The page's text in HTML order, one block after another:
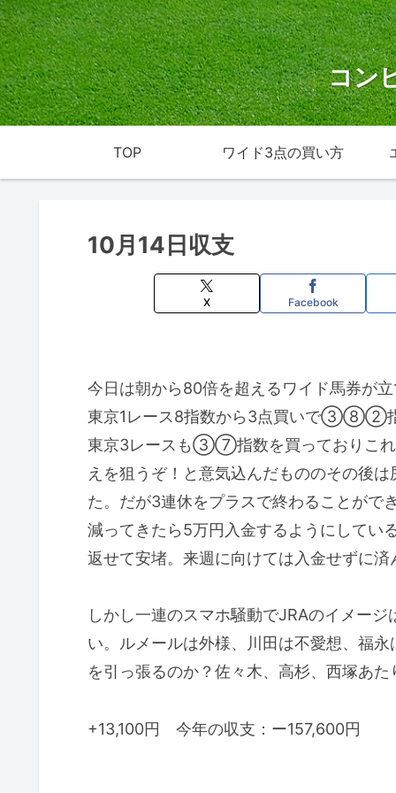
コン
TOP ワイド3点の買い方
10月14日収支
X Facebook
今日は朝から80倍を超えるワイド馬券が
東京1レース8指数から3点買いで③⑧②指
東京3レースも③⑦指数を買っておりこれ
えを狙うぞ！と意気込んだもののその後
た。だが3連休をプラスで終わることがで
減ってきたら5万円入金するようにしてい
返せて安堵。来週に向けては入金せずに済
しかし一連のスマホ騒動でJRAのイメー
い。ルメールは外様、川田は不愛想、福
を引っ張るのか？佐々木、高杉、西塚あ
+13,100円 今年の収支：ー157,600円